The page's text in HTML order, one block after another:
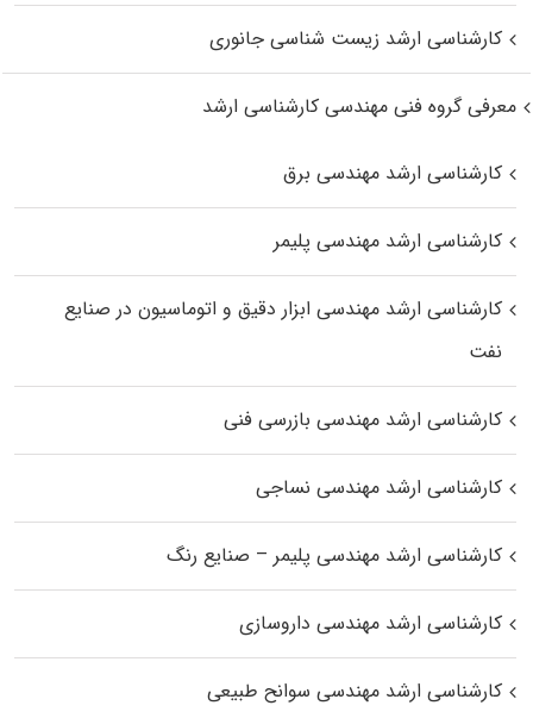
کارشناسی ارشد زیست‌ شناسی جانوری
معرفی گروه فنی مهندسی کارشناسی ارشد
کارشناسی ارشد مهندسی برق
کارشناسی ارشد مهندسی پلیمر
کارشناسی ارشد مهندسی ابزار دقیق و اتوماسیون در صنایع
نفت
کارشناسی ارشد مهندسی بازرسی فنی
کارشناسی ارشد مهندسی نساجی
کارشناسی ارشد مهندسی پلیمر – صنایع رنگ
کارشناسی ارشد مهندسی داروسازی
کارشناسی ارشد مهندسی سوانح طبیعی